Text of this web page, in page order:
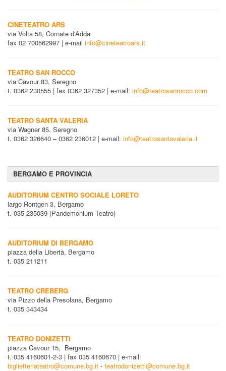
CINETEATRO ARS
via Volta 58, Cornate d'Adda
fax 02 700562997 | e-mail info@cineteatroars.it
TEATRO SAN ROCCO
via Cavour 83, Seregno
t. 0362 230555 | fax 0362 327352 | e-mail: info@teatrosanrocco.com
TEATRO SANTA VALERIA
via Wagner 85, Seregno
t. 0362 326640 – 0362 236012 | e-mail: info@teatrosantavaleria.it
BERGAMO E PROVINCIA
AUDITORIUM CENTRO SOCIALE LORETO
largo Rontgen 3, Bergamo
t. 035 235039 (Pandemonium Teatro)
AUDITORIUM DI BERGAMO
piazza della Libertà, Bergamo
t. 035 211211
TEATRO CREBERG
via Pizzo della Presolana, Bergamo
t. 035 343434
TEATRO DONIZETTI
piazza Cavour 15, Bergamo
t. 035 4160601-2-3 | fax 035 4160670 | e-mail:
biglietteriateatro@comune.bg.it - teatrodonizetti@comune.bg.it